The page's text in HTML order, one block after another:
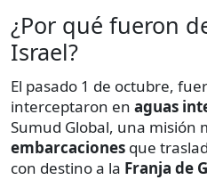
¿Por qué fueron
Israel?
El pasado 1 de octubre,
interceptaron en aguas
Sumud Global, una misión
embarcaciones que
con destino a la Franja de